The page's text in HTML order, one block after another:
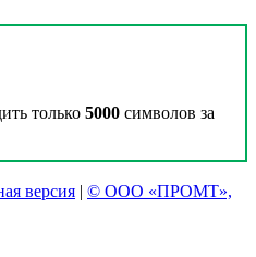
только 5000 символов за
версия | © ООО «ПРОМТ»,